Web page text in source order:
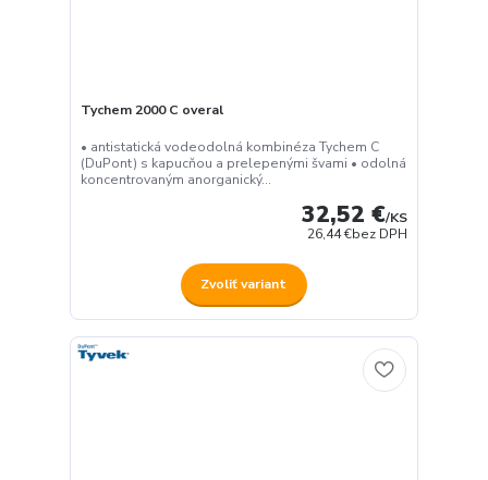
Tychem 2000 C overal
• antistatická vodeodolná kombinéza Tychem C
(DuPont) s kapucňou a prelepenými švami • odolná
koncentrovaným anorganický...
32,52 €/KS
26,44 €bez DPH
Zvoliť variant